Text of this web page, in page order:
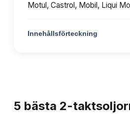
Motul, Castrol, Mobil, Liqui
Innehållsförteckning
5 bästa 2-